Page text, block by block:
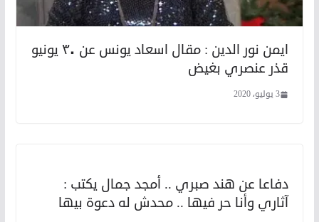
ايمن نور الدين : مقال اسعاد يونس عن ٣٠ يونيو
قذر عنصري بغيض
3 يوليو، 2020
دفاعا عن هند صبري .. أمجد جمال يكتب :
آثاري وأنا حر فيها .. محدش له دعوة بيها